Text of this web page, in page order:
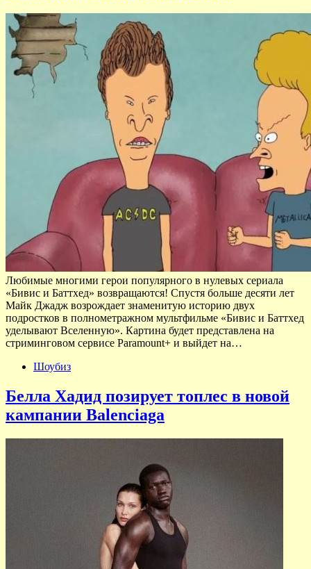
Любимые многими герои популярного в нулевых сериала
«Бивис и Баттхед» возвращаются! Спустя больше десяти лет
Майк Джадж возрождает знаменитую историю двух
подростков в полнометражном мультфильме «Бивис и Баттхед
уделывают Вселенную». Картина будет представлена на
стриминговом сервисе Paramount+ и выйдет на…
Шоубиз
Белла Хадид позирует топлес в новой
кампании Balenciaga